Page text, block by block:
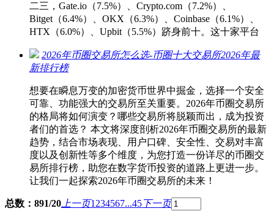
二三，Gate.io（7.5%）、Crypto.com（7.2%）、
Bitget（6.4%）、OKX（6.3%）、Coinbase（6.1%）、
HTX（6.0%）、Upbit（5.5%）跻身前十。这十家平台
2026年币圈交易所怎么选-币圈十大交易所2026年最
新排行榜
想要在瞬息万变的加密货币世界中掘金，选择一个安全
可靠、功能强大的交易所至关重要。2026年币圈交易所
的格局将如何演变？哪些交易所将脱颖而出，成为投资
者们的首选？ 本文将深度剖析2026年币圈交易所的最新
趋势，结合市场表现、用户口碑、安全性、交易对丰富
度以及创新性等多个维度，为您打造一份详尽的币圈交
易所排行榜，助您在数字货币投资的道路上更进一步。
让我们一起探索2026年币圈交易所的未来！
总数：891/20 上一页1 234567...45下一页